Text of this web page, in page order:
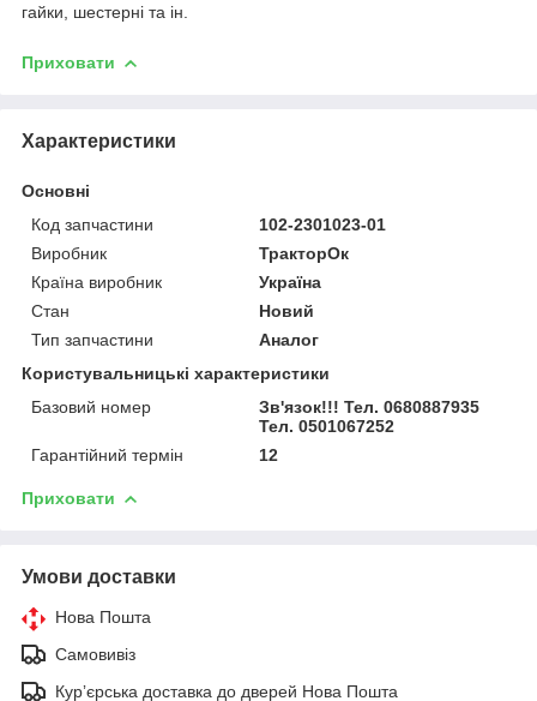
гайки, шестерні та ін.
Приховати
Характеристики
Основні
Код запчастини
102-2301023-01
Виробник
ТракторОк
Країна виробник
Україна
Стан
Новий
Тип запчастини
Аналог
Користувальницькі характеристики
Базовий номер
Зв'язок!!! Тел. 0680887935
Тел. 0501067252
Гарантійний термін
12
Приховати
Умови доставки
Нова Пошта
Самовивіз
Курʼєрська доставка до дверей Нова Пошта